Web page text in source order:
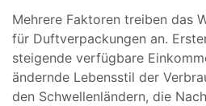
Mehrere Faktoren treiben das
für Duftverpackungen an.
steigende verfügbare
ändernde Lebensstil der
den Schwellenländern, die